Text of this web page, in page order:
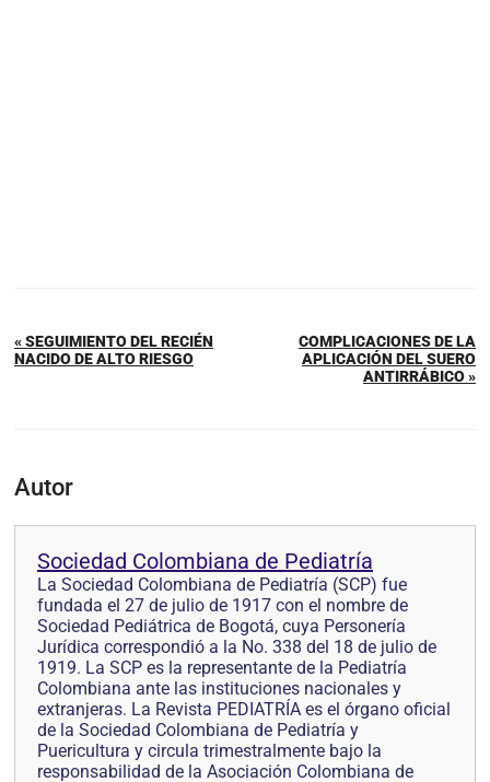
« SEGUIMIENTO DEL RECIÉN
NACIDO DE ALTO RIESGO
COMPLICACIONES DE LA
APLICACIÓN DEL SUERO
ANTIRRÁBICO »
Autor
Sociedad Colombiana de Pediatría
La Sociedad Colombiana de Pediatría (SCP) fue
fundada el 27 de julio de 1917 con el nombre de
Sociedad Pediátrica de Bogotá, cuya Personería
Jurídica correspondió a la No. 338 del 18 de julio de
1919. La SCP es la representante de la Pediatría
Colombiana ante las instituciones nacionales y
extranjeras. La Revista PEDIATRÍA es el órgano oficial
de la Sociedad Colombiana de Pediatría y
Puericultura y circula trimestralmente bajo la
responsabilidad de la Asociación Colombiana de